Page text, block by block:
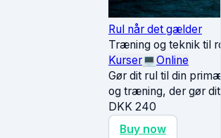
Rul når det gælder
Træning og teknik til
Kurser💻Online
Gør dit rul til din
og træning, der gør
DKK 240
Buy now